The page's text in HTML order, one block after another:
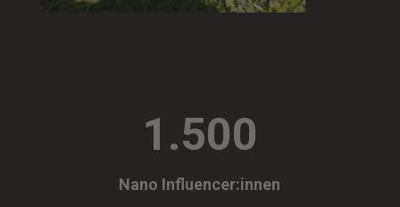
1.500
Nano Influencer:innen